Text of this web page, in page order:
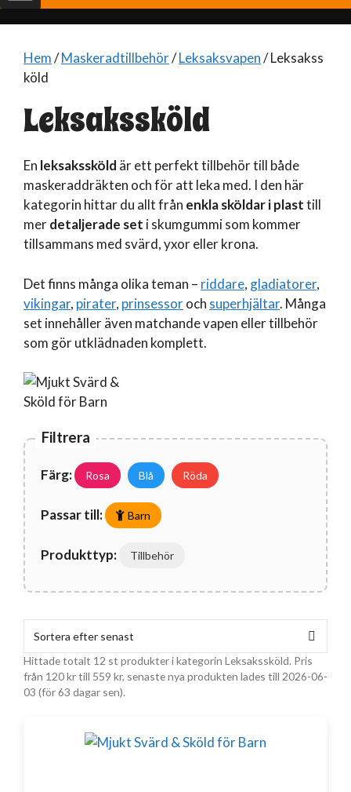
Hem/Maskeradtillbehör/Leksaksvapen/ Leksakss
köld
Leksakssköld
En leksakssköld är ett perfekt tillbehör till både
maskeraddräkten och för att leka med. I den här
kategorin hittar du allt från enkla sköldar i plasttill
merdetaljerade set i skumgummi som kommer
tillsammans med svärd, yxor eller krona.
Det finns många olika teman – riddare, gladiatorer,
vikingar, pirater, prinsessoroch superhjältar. Många
set innehåller även matchande vapen eller tillbehör
som gör utklädnaden komplett.
Filtrera
Färg: Rosa Blå Röda
Passar till: Barn
Produkttyp: Tillbehör
Hittade totalt 12 st produkter i kategorin Leksakssköld. Pris
från 120krtill 559 kr, senaste nya produkten lades till 2026-06-
03 (för 63 dagar sen).